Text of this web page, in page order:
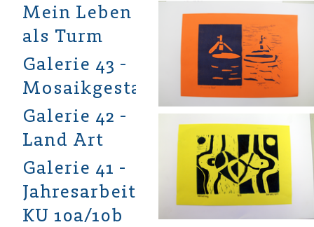
Mein Leben
als Turm
Galerie 43 -
Mosaikgestaltung
Galerie 42 -
Land Art
Galerie 41 -
Jahresarbeiten
KU 10a/10b